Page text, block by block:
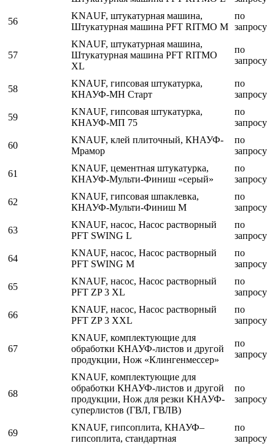
56
KNAUF, штукатурная машина,
Штукатурная машина PFT RITMO М
по
запросу
57
KNAUF, штукатурная машина,
Штукатурная машина PFT RITMO
XL
по
запросу
58
KNAUF, гипсовая штукатурка,
КНАУФ-МН Старт
по
запросу
59
KNAUF, гипсовая штукатурка,
КНАУФ-МП 75
по
запросу
60
KNAUF, клей плиточный, КНАУФ-
Мрамор
по
запросу
61
KNAUF, цементная штукатурка,
КНАУФ-Мульти-Финиш «серый»
по
запросу
62
KNAUF, гипсовая шпаклевка,
КНАУФ-Мульти-Финиш М
по
запросу
63
KNAUF, насос, Насос растворный
PFT SWING L
по
запросу
64
KNAUF, насос, Насос растворный
PFT SWING M
по
запросу
65
KNAUF, насос, Насос растворный
PFT ZP 3 XL
по
запросу
66
KNAUF, насос, Насос растворный
PFT ZP 3 XXL
по
запросу
67
KNAUF, комплектующие для
обработки КНАУФ-листов и другой
продукции, Нож «Клингенмессер»
по
запросу
68
KNAUF, комплектующие для
обработки КНАУФ-листов и другой
продукции, Нож для резки КНАУФ-
суперлистов (ГВЛ, ГВЛВ)
по
запросу
69
KNAUF, гипсоплита, КНАУФ–
гипсоплита, стандартная
по
запросу